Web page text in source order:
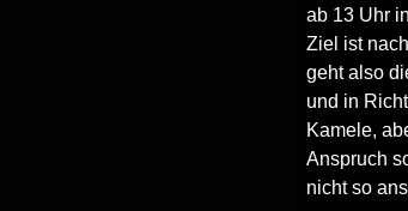
ab 13 Uhr
Ziel ist
geht also
und in
Kamele,
Anspruch
nicht so